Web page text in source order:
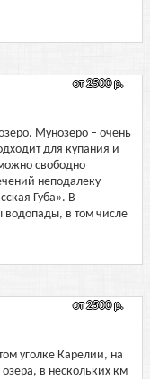
от 2500 р.
Мунозеро – очень
для купания и
свободно
неподалеку
Губа». В
водопады, в том числе
от 2500 р.
уголке Карелии, на
в нескольких км